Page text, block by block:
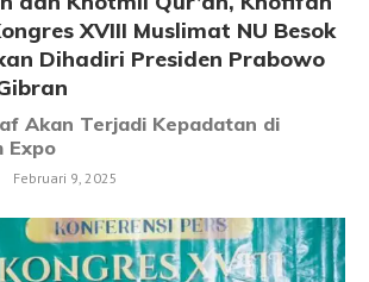
XVIII Muslimat NU Besok
Dihadiri Presiden Prabowo
Akan Terjadi Kepadatan di
Expo
Februari 9, 2025